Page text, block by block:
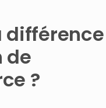
différence
de
?